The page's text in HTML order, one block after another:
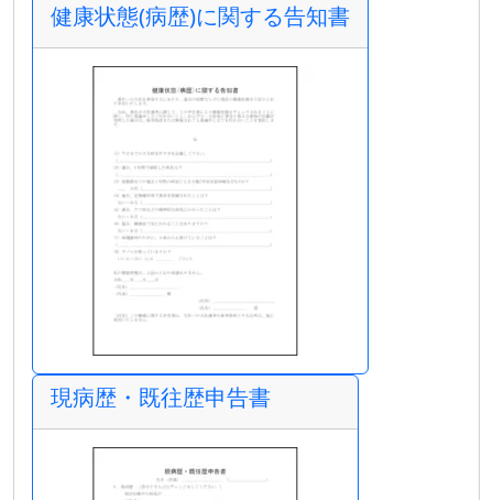
健康状態(病歴)に関する告知書
現病歴・既往歴申告書